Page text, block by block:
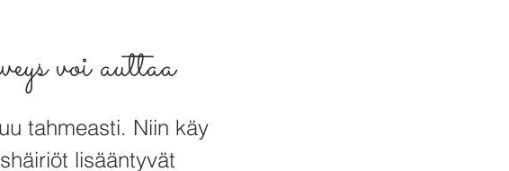
voi auttaa
tahmeasti. Niin käy
lisääntyvät